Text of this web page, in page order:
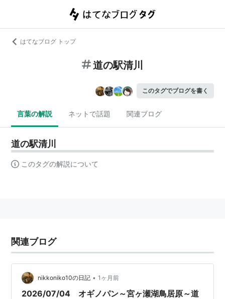
はてなブログ トップ
道の駅清川
このタグでブログを書く
言葉の解説 ネットで話題 関連ブログ
道の駅清川
このタグの解説について
関連ブログ
nikkoniko10の日記 • 1ヶ月前
2026/07/04 オギノパン～宮ヶ瀬湖鳥居原～道